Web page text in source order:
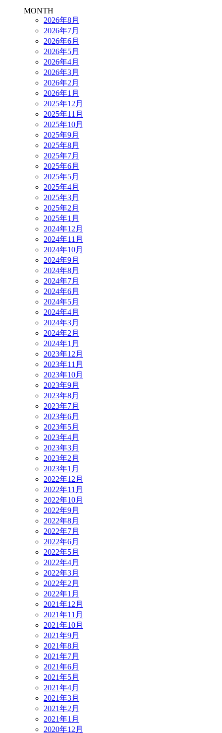
MONTH
2026年8月
2026年7月
2026年6月
2026年5月
2026年4月
2026年3月
2026年2月
2026年1月
2025年12月
2025年11月
2025年10月
2025年9月
2025年8月
2025年7月
2025年6月
2025年5月
2025年4月
2025年3月
2025年2月
2025年1月
2024年12月
2024年11月
2024年10月
2024年9月
2024年8月
2024年7月
2024年6月
2024年5月
2024年4月
2024年3月
2024年2月
2024年1月
2023年12月
2023年11月
2023年10月
2023年9月
2023年8月
2023年7月
2023年6月
2023年5月
2023年4月
2023年3月
2023年2月
2023年1月
2022年12月
2022年11月
2022年10月
2022年9月
2022年8月
2022年7月
2022年6月
2022年5月
2022年4月
2022年3月
2022年2月
2022年1月
2021年12月
2021年11月
2021年10月
2021年9月
2021年8月
2021年7月
2021年6月
2021年5月
2021年4月
2021年3月
2021年2月
2021年1月
2020年12月